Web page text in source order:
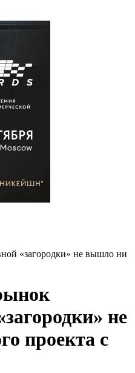
«загородки» не вышло ни
не
проекта с